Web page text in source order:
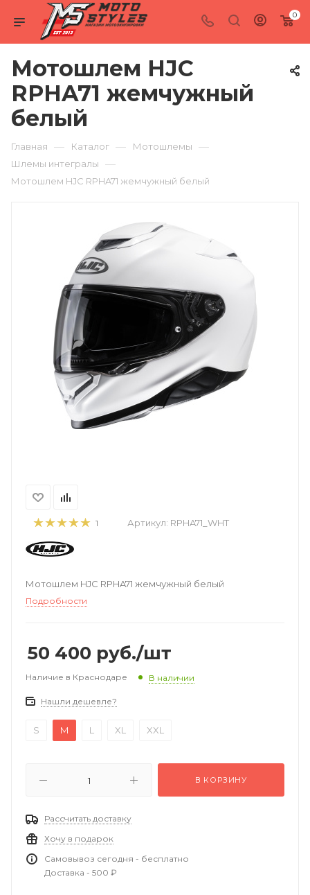
0
Мотошлем HJC
RPHA71 жемчужный
белый
Главная — Каталог — Мотошлемы —
Шлемы интегралы —
Мотошлем HJC RPHA71 жемчужный белый
1 Артикул: RPHA71_WHT
Мотошлем HJC RPHA71 жемчужный белый
Подробности
50 400 руб./шт
Наличие в Краснодаре В наличии
Нашли дешевле?
S M L XL XXL
В КОРЗИНУ
Рассчитать доставку
Хочу в подарок
Самовывоз сегодня - бесплатно
Доставка - 500 ₽